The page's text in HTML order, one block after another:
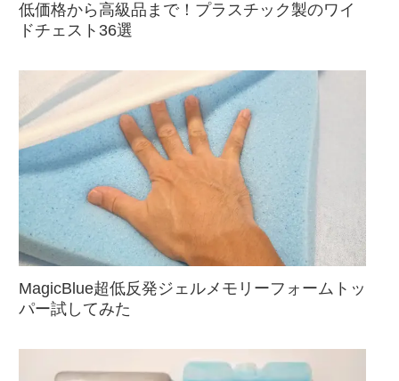
低価格から高級品まで！プラスチック製のワイ
ドチェスト36選
MagicBlue超低反発ジェルメモリーフォームトッ
パー試してみた